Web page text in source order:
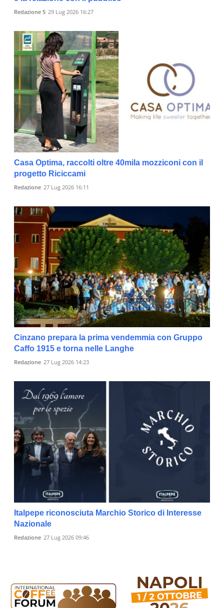
Redazione 5 29 Lug 2026 16:27
Casa Optima, raccolti oltre 40mila mozziconi con il
progetto Riciccami
Redazione 27 Lug 2026 16:11
Cinzano prepara la prima vendemmia con Gruppo
Caffo 1915 e torna nelle Langhe
Redazione 27 Lug 2026 14:23
Italpepe riconosciuta Marchio Storico di Interesse
Nazionale
Redazione 27 Lug 2026 09:46